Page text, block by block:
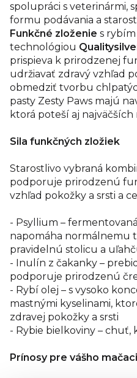
spolupráci s veterinármi,
formu podávania a
Funkčné zloženie s
technológiou
prispieva k prirodzenej
udržiavať zdravý vzhľad
obmedziť tvorbu
pasty Zesty Paws majú
ktorá poteší aj
Sila funkčných zložiek
Starostlivo vybraná
podporuje prirodzenú
vzhľad pokožky a srsti a
- Psyllium –
napomáha normálnemu
pravidelnú stolicu a
- Inulín z čakanky –
podporuje prirodzenú
- Rybí olej – s vysoko
mastnými kyselinami,
zdravej pokožky a srsti
- Rybie bielkoviny –
Prínosy pre vášho